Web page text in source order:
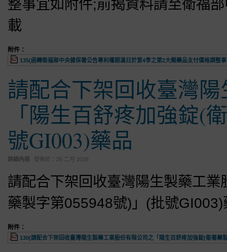
整事宜如附件;前揭資料請至衛福
載
附件：
135(函轉衛福部中央健保署公告專利權期滿日於第4季之第2大類藥品支付價格調整
請配合下架回收臺灣
「陽生百舒疼加強錠(
號GI003)藥品
詳細內容 發佈於： 26 二月 2026
請配合下架回收臺灣陽生製藥工
藥製字第055948號)」(批號GI003)
附件：
130(請配合下架回收臺灣陽生製藥工業股份有限公司之「陽生百舒疼加強錠(衛署藥